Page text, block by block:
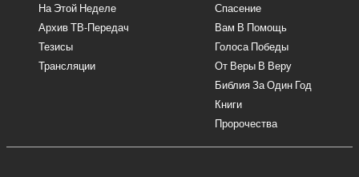
На Этой Неделе
Архив ТВ-Передач
Тезисы
Трансляции
Спасение
Вам В Помощь
Голоса Победы
От Веры В Веру
Библия За Один Год
Книги
Пророчества